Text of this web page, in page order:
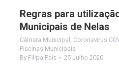
Regras para
Municipais de Nelas
Câmara Municipal Coronavirus
Piscinas Municipais
By Filipa Pais 25 Julho 2020